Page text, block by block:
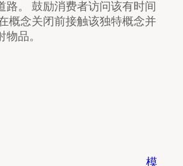
路。 鼓励消费者访问该有时间
概念关闭前接触该独特概念并
品。
模